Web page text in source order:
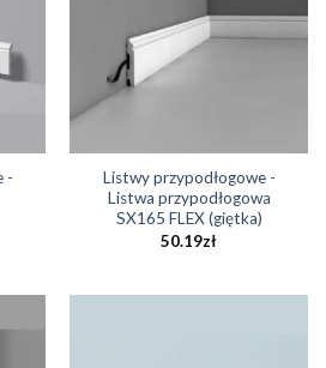
-
Listwy przypodłogowe -
Listwa przypodłogowa
SX165 FLEX (giętka)
50.19zł